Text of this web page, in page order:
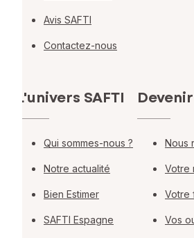
Avis SAFTI
Contactez-nous
L'univers SAFTI
Qui sommes-nous ?
Notre actualité
Bien Estimer
SAFTI Espagne
Nous
Votre
Votre
Vos